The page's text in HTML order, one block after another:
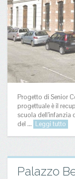
Progetto di Senior
progettuale è il
scuola dell’infanzia
del ... Leggi tutto
Palazzo